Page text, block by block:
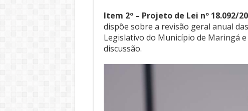
Item 2º – Projeto de Lei nº 18.092/
dispõe sobre a revisão geral anual
Legislativo do Município de Maringá
discussão.